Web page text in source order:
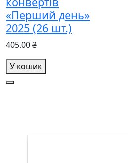
«Перший день»
2025 (26 шт.)
405.00 ₴
У кошик